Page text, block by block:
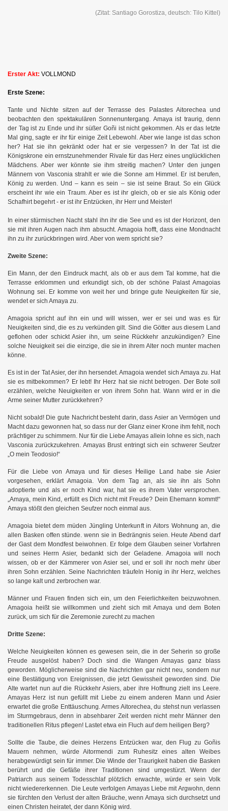
(Zitat: Santiago Gorostiza, deutsch: Tilo Kittel)
Erster Akt: VOLLMOND
Erste Szene:
Tante und Nichte sitzen auf der Terrasse des Palastes Aitorechea und
beobachten den spektakulären Sonnenuntergang. Amaya ist traurig, denn
der Tag ist zu Ende und ihr süßer Goñi ist nicht gekommen. Als er das letzte
Mal ging, sagte er ihr für einige Zeit Lebewohl. Aber wie lange ist das schon
her? Hat sie ihn gekränkt oder hat er sie vergessen? In der Tat ist die
Königskrone ein ernstzunehmender Rivale für das Herz eines unglücklichen
Mädchens. Aber wer könnte sie ihm streitig machen? Unter den jungen
Männern von Vasconia strahlt er wie die Sonne am Himmel. Er ist berufen,
König zu werden. Und – kann es sein – sie ist seine Braut. So ein Glück
erscheint ihr wie ein Traum. Aber es ist ihr gleich, ob er sie als König oder
Schafhirt begehrt - er ist ihr Entzücken, ihr Herr und Meister!
In einer stürmischen Nacht stahl ihn ihr die See und es ist der Horizont, den
sie mit ihren Augen nach ihm absucht. Amagoia hofft, dass eine Mondnacht
ihn zu ihr zurückbringen wird. Aber von wem spricht sie?
Zweite Szene:
Ein Mann, der den Eindruck macht, als ob er aus dem Tal komme, hat die
Terrasse erklommen und erkundigt sich, ob der schöne Palast Amagoias
Wohnung sei. Er komme von weit her und bringe gute Neuigkeiten für sie,
wendet er sich Amaya zu.
Amagoia spricht auf ihn ein und will wissen, wer er sei und was es für
Neuigkeiten sind, die es zu verkünden gilt. Sind die Götter aus diesem Land
geflohen oder schickt Asier ihn, um seine Rückkehr anzukündigen? Eine
solche Neuigkeit sei die einzige, die sie in ihrem Alter noch munter machen
könne.
Es ist in der Tat Asier, der ihn hersendet. Amagoia wendet sich Amaya zu. Hat
sie es mitbekommen? Er lebt! Ihr Herz hat sie nicht betrogen. Der Bote soll
erzählen, welche Neuigkeiten er von ihrem Sohn hat. Wann wird er in die
Arme seiner Mutter zurückkehren?
Nicht sobald! Die gute Nachricht besteht darin, dass Asier an Vermögen und
Macht dazu gewonnen hat, so dass nur der Glanz einer Krone ihm fehlt, noch
prächtiger zu schimmern. Nur für die Liebe Amayas allein lohne es sich, nach
Vasconia zurückzukehren. Amayas Brust entringt sich ein schwerer Seufzer
„O mein Teodosio!“
Für die Liebe von Amaya und für dieses Heilige Land habe sie Asier
vorgesehen, erklärt Amagoia. Von dem Tag an, als sie ihn als Sohn
adoptierte und als er noch Kind war, hat sie es ihrem Vater versprochen.
„Amaya, mein Kind, erfüllt es Dich nicht mit Freude? Dein Ehemann kommt!“
Amaya stößt den gleichen Seufzer noch einmal aus.
Amagoia bietet dem müden Jüngling Unterkunft in Aitors Wohnung an, die
allen Basken offen stünde. wenn sie in Bedrängnis seien. Heute Abend darf
der Gast dem Mondfest beiwohnen. Er folge dem Glauben seiner Vorfahren
und seines Herrn Asier, bedankt sich der Geladene. Amagoia will noch
wissen, ob er der Kämmerer von Asier sei, und er soll ihr noch mehr über
ihren Sohn erzählen. Seine Nachrichten träufeln Honig in ihr Herz, welches
so lange kalt und zerbrochen war.
Männer und Frauen finden sich ein, um den Feierlichkeiten beizuwohnen.
Amagoia heißt sie willkommen und zieht sich mit Amaya und dem Boten
zurück, um sich für die Zeremonie zurecht zu machen
Dritte Szene:
Welche Neuigkeiten können es gewesen sein, die in der Seherin so große
Freude ausgelöst haben? Doch sind die Wangen Amayas ganz blass
geworden. Möglicherweise sind die Nachrichten gar nicht neu, sondern nur
eine Bestätigung von Ereignissen, die jetzt Gewissheit geworden sind. Die
Alte wartet nun auf die Rückkehr Asiers, aber ihre Hoffnung zielt ins Leere.
Amayas Herz ist nun gefüllt mit Liebe zu einem anderen Mann und Asier
erwartet die große Enttäuschung. Armes Aitorechea, du stehst nun verlassen
im Sturmgebraus, denn in absehbarer Zeit werden nicht mehr Männer den
traditionellen Ritus pflegen! Lastet etwa ein Fluch auf dem heiligen Berg?
Sollte die Taube, die deines Herzens Entzücken war, den Flug zu Goñis
Mauern nehmen, würde Aitormendi zum Ruhesitz eines alten Weibes
herabgewürdigt sein für immer. Die Winde der Traurigkeit haben die Basken
berührt und die Gefäße ihrer Traditionen sind umgestürzt. Wenn der
Patriarch aus seinem Todesschlaf plötzlich erwachte, würde er sein Volk
nicht wiedererkennen. Die Leute verfolgen Amayas Liebe mit Argwohn, denn
sie fürchten den Verlust der alten Bräuche, wenn Amaya sich durchsetzt und
einen Christen heiratet, der dann König wird.